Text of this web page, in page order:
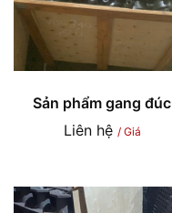
Sản phẩm gang đúc
Liên hệ / Giá